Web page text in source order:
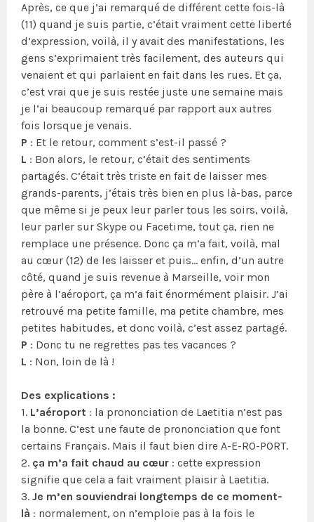
Après, ce que j’ai remarqué de différent cette fois-là
(11) quand je suis partie, c’était vraiment cette liberté
d’expression, voilà, il y avait des manifestations, les
gens s’exprimaient très facilement, des auteurs qui
venaient et qui parlaient en fait dans les rues. Et ça,
c’est vrai que je suis restée juste une semaine mais
je l’ai beaucoup remarqué par rapport aux autres
fois lorsque je venais.
P : Et le retour, comment s’est-il passé ?
L : Bon alors, le retour, c’était des sentiments
partagés. C’était très triste en fait de laisser mes
grands-parents, j’étais très bien en plus là-bas, parce
que même si je peux leur parler tous les soirs, voilà,
leur parler sur Skype ou Facetime, tout ça, rien ne
remplace une présence. Donc ça m’a fait, voilà, mal
au cœur (12) de les laisser et puis… enfin, d’un autre
côté, quand je suis revenue à Marseille, voir mon
père à l’aéroport, ça m’a fait énormément plaisir. J’ai
retrouvé ma petite famille, ma petite chambre, mes
petites habitudes, et donc voilà, c’est assez partagé.
P : Donc tu ne regrettes pas tes vacances ?
L : Non, loin de là !
Des explications :
1. L’aéroport : la prononciation de Laetitia n’est pas
la bonne. C’est une faute de prononciation que font
certains Français. Mais il faut bien dire A-E-RO-PORT.
2. ça m’a fait chaud au cœur : cette expression
signifie que cela a fait vraiment plaisir à Laetitia.
3.Je m’en souviendrai longtemps de ce moment-
là : normalement, on n’emploie pas à la fois le